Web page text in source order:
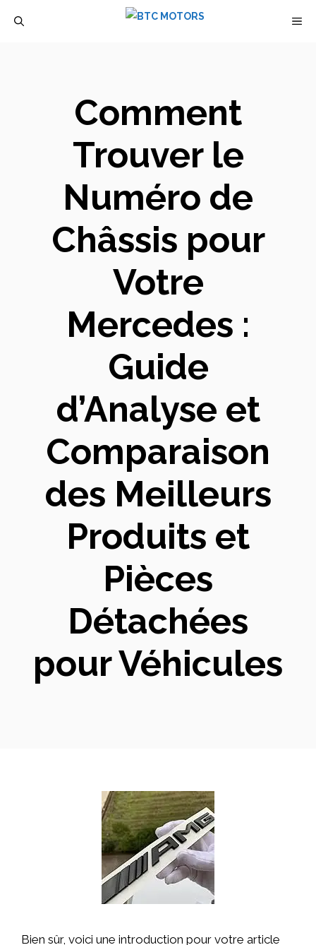
Comment
Trouver le
Numéro de
Châssis pour
Votre
Mercedes :
Guide
d’Analyse et
Comparaison
des Meilleurs
Produits et
Pièces
Détachées
pour Véhicules
Bien sûr, voici une introduction pour votre article